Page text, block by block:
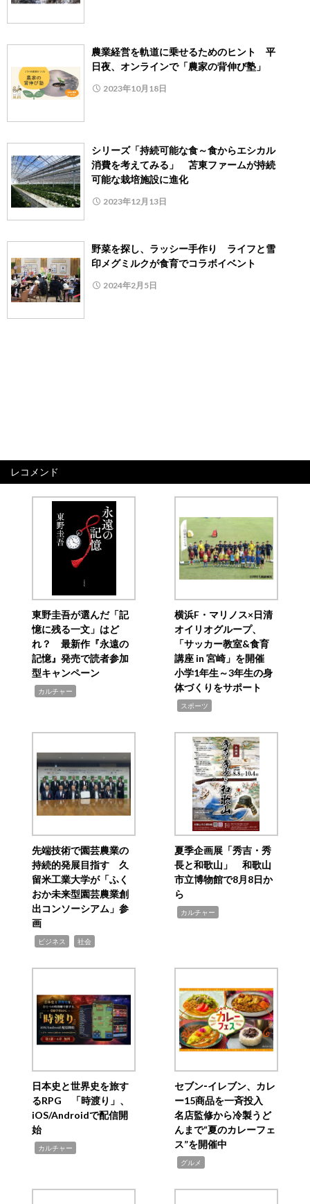
農業経営を軌道に乗せるためのヒント 平
日夜、オンラインで「農家の背伸び塾」
2023年10月18日
シリーズ「持続可能な食～食からエシカル
消費を考えてみる」 苫東ファームが持続
可能な栽培施設に進化
2023年12月13日
野菜を探し、ラッシー手作り ライフと雪
印メグミルクが食育でコラボイベント
2024年2月5日
レコメンド
東野圭吾が選んだ「記
憶に残る一文」はど
れ？ 最新作『永遠の
記憶』発売で読者参加
型キャンペーン
カルチャー
横浜F・マリノス×日清
オイリオグループ、
「サッカー教室&食育
講座 in 宮崎」を開催
小学1年生～3年生の身
体づくりをサポート
スポーツ
先端技術で園芸農業の
持続的発展目指す 久
留米工業大学が「ふく
おか未来型園芸農業創
出コンソーシアム」参
画
ビジネス 社会
夏季企画展「秀吉・秀
長と和歌山」 和歌山
市立博物館で8月8日か
ら
カルチャー
日本史と世界史を旅す
るRPG 「時渡り」、
iOS/Androidで配信開
始
カルチャー
セブン‐イレブン、カレ
ー15商品を一斉投入
名店監修から冷製うど
んまで“夏のカレーフェ
ス”を開催中
グルメ